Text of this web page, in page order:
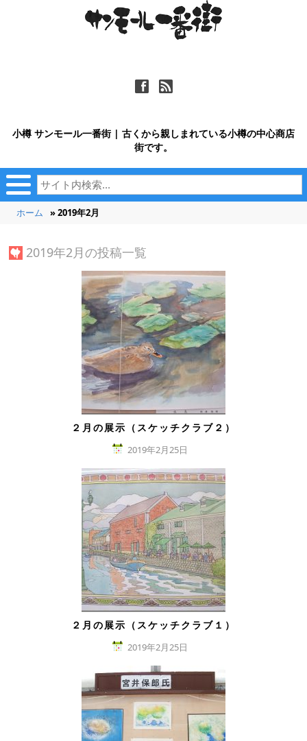
ä ñ
小樽 サンモール一番街 | 古くから親しまれている小樽の中心商店
街です。
ホーム » 2019年2月
2019年2月の投稿一覧
２月の展示（スケッチクラブ２）
2019年2月25日
２月の展示（スケッチクラブ１）
2019年2月25日